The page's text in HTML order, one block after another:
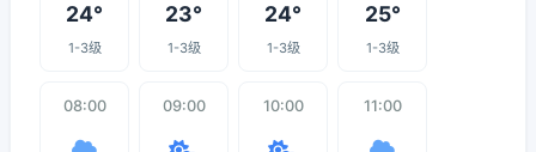
24°
1-3级
23°
1-3级
24°
1-3级
25°
1-3级
08:00 09:00 10:00 11:00